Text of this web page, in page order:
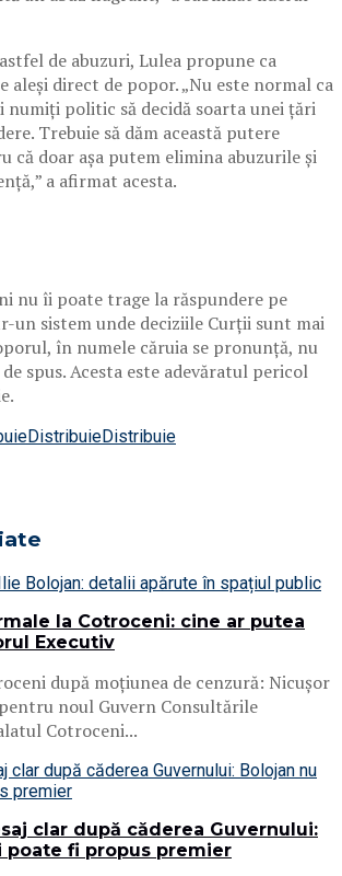
de abuzuri, Lulea propune ca
aleși direct de popor. „Nu este normal ca
numiți politic să decidă soarta unei țări
Trebuie să dăm această putere
că doar așa putem elimina abuzurile și
a afirmat acesta.
nu îi poate trage la răspundere pe
un sistem unde deciziile Curții sunt mai
în numele căruia se pronunță, nu
spus. Acesta este adevăratul pericol
DistribuieDistribuie
la Cotroceni: cine ar putea
Executiv
după moțiunea de cenzură: Nicușor
noul Guvern Consultările
Cotroceni...
clar după căderea Guvernului:
poate fi propus premier